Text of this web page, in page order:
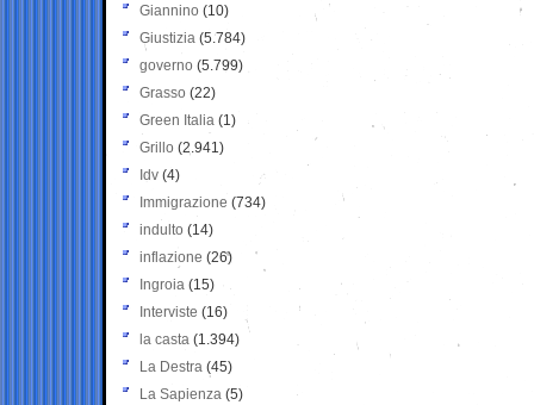
Giannino (10)
Giustizia (5.784)
governo (5.799)
Grasso (22)
Green Italia (1)
Grillo (2.941)
Idv (4)
Immigrazione (734)
indulto (14)
inflazione (26)
Ingroia (15)
Interviste (16)
la casta (1.394)
La Destra (45)
La Sapienza (5)